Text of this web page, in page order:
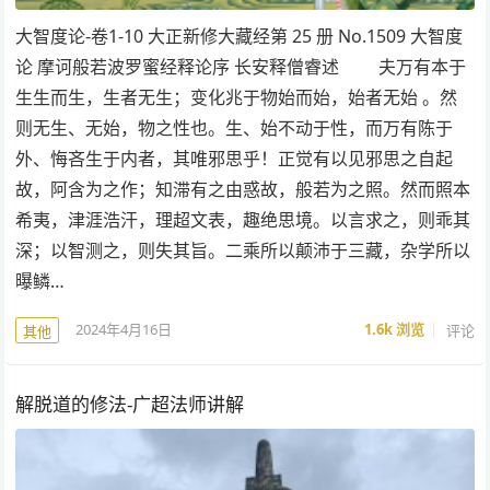
大智度论-卷1-10 大正新修大藏经第 25 册 No.1509 大智度
论 摩诃般若波罗蜜经释论序 长安释僧睿述 夫万有本于
生生而生，生者无生；变化兆于物始而始，始者无始 。然
则无生、无始，物之性也。生、始不动于性，而万有陈于
外、悔吝生于内者，其唯邪思乎！正觉有以见邪思之自起
故，阿含为之作；知滞有之由惑故，般若为之照。然而照本
希夷，津涯浩汗，理超文表，趣绝思境。以言求之，则乖其
深；以智测之，则失其旨。二乘所以颠沛于三藏，杂学所以
曝鳞…
其他 2024年4月16日 1.6k浏览 评论
解脱道的修法-广超法师讲解